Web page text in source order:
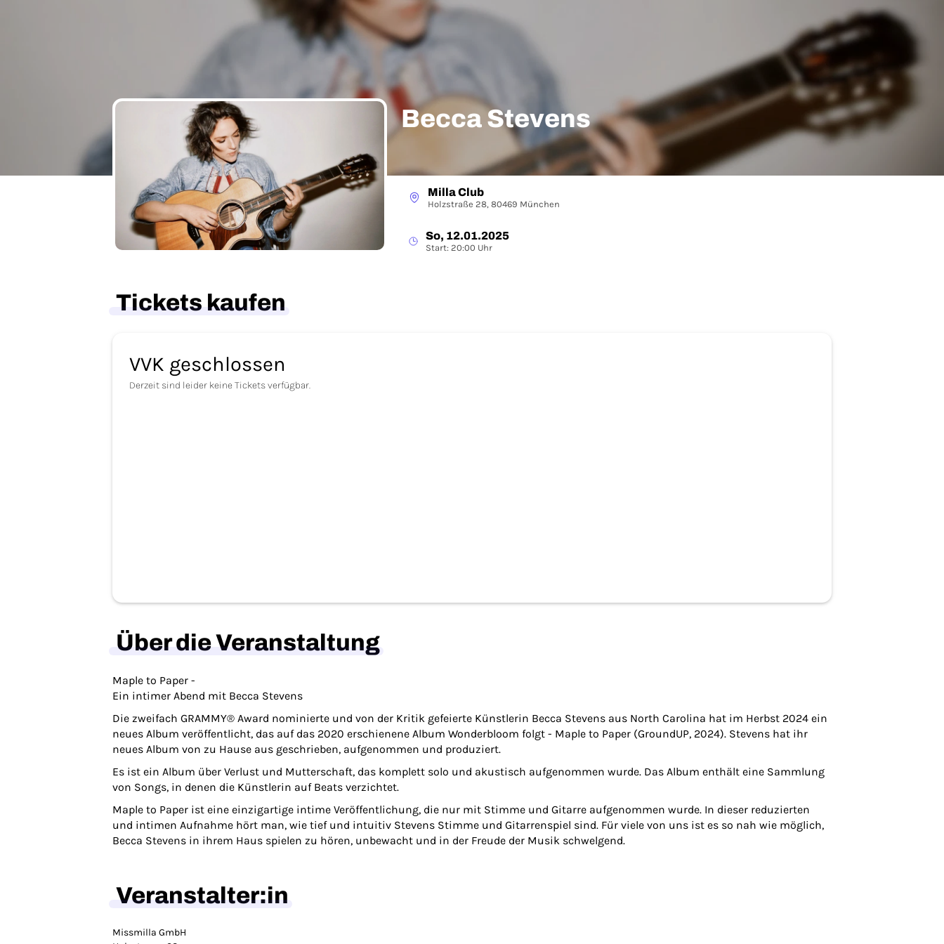
Becca Stevens
Milla Club
Holzstraße 28, 80469 München
So, 12.01.2025
Start: 20:00 Uhr
Tickets kaufen
VVK geschlossen
Derzeit sind leider keine Tickets verfügbar.
Über die Veranstaltung
Maple to Paper -
Ein intimer Abend mit Becca Stevens
Die zweifach GRAMMY® Award nominierte und von der Kritik gefeierte Künstlerin Becca Stevens aus North Carolina hat im Herbst 2024 ein
neues Album veröffentlicht, das auf das 2020 erschienene Album Wonderbloom folgt - Maple to Paper (GroundUP, 2024). Stevens hat ihr
neues Album von zu Hause aus geschrieben, aufgenommen und produziert.
Es ist ein Album über Verlust und Mutterschaft, das komplett solo und akustisch aufgenommen wurde. Das Album enthält eine Sammlung
von Songs, in denen die Künstlerin auf Beats verzichtet.
Maple to Paper ist eine einzigartige intime Veröffentlichung, die nur mit Stimme und Gitarre aufgenommen wurde. In dieser reduzierten
und intimen Aufnahme hört man, wie tief und intuitiv Stevens Stimme und Gitarrenspiel sind. Für viele von uns ist es so nah wie möglich,
Becca Stevens in ihrem Haus spielen zu hören, unbewacht und in der Freude der Musik schwelgend.
Veranstalter:in
Missmilla GmbH